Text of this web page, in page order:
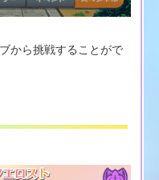
から挑戦することがで